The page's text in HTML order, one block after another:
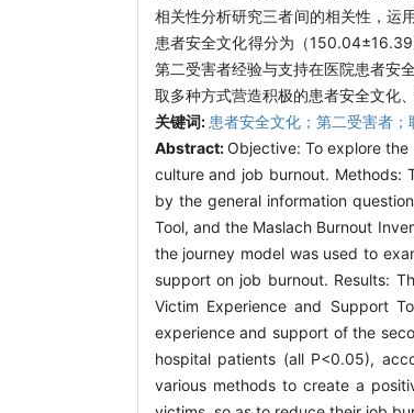
相关性分析研究三者间的相关性，运
患者安全文化得分为（
第二受害者经验与支持在医院患者安
取多种方式营造积极的患者安全文化
关键词: 患者安全文化；第二受害者；
Abstract:Objective: To explore
culture and job burnout. Methods:
by the general information
Tool, and the Maslach Burnout
the journey model was used to
support on job burnout. Results:
Victim Experience and Support
experience and support of the
hospital patients (all P<0.05),
various methods to create a